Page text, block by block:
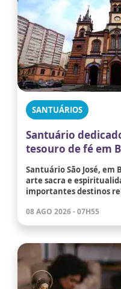
SANTUÁRIOS
Santuário
tesouro de fé em
Santuário São José,
arte sacra e
importantes destinos
08 AGO 2026 - 07H55